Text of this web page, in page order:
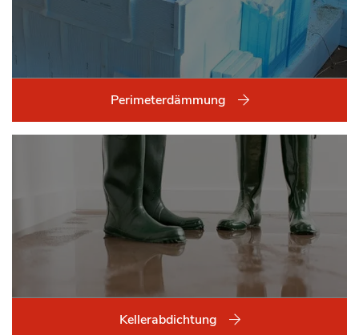
Perimeterdämmung
Kellerabdichtung